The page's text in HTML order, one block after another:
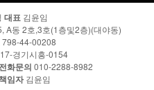
대표 김윤임
A동 2호,3호(1층및2층)(대야동)
798-44-00208
경기시흥-0154
전화문의 010-2288-8982
임자김윤임